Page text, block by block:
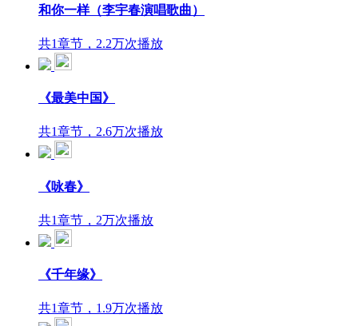
和你一样（李宇春演唱歌曲）
共1章节，2.2万次播放
《最美中国》
共1章节，2.6万次播放
《咏春》
共1章节，2万次播放
《千年缘》
共1章节，1.9万次播放